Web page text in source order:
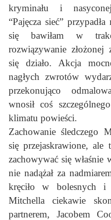
kryminału i
“Pajęcza sieć”
się bawiłam w
rozwiązywanie
się działo. Akcja
nagłych zwrotów
przekonująco
wnosił coś
klimatu powieści.
Zachowanie śledczego
się przejaskrawione, ale
zachowywać się właśnie
nie nadążał za
kręciło w bolesnych i
Mitchella ciekawie
partnerem, Jacobem